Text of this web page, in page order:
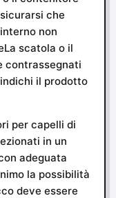
che
non
scatola o il
contrassegnati
il prodotto
per capelli di
in un
adeguata
la possibilità
deve essere